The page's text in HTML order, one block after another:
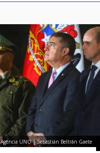
Agencia UNO | Sebastián Beltrán Gaete